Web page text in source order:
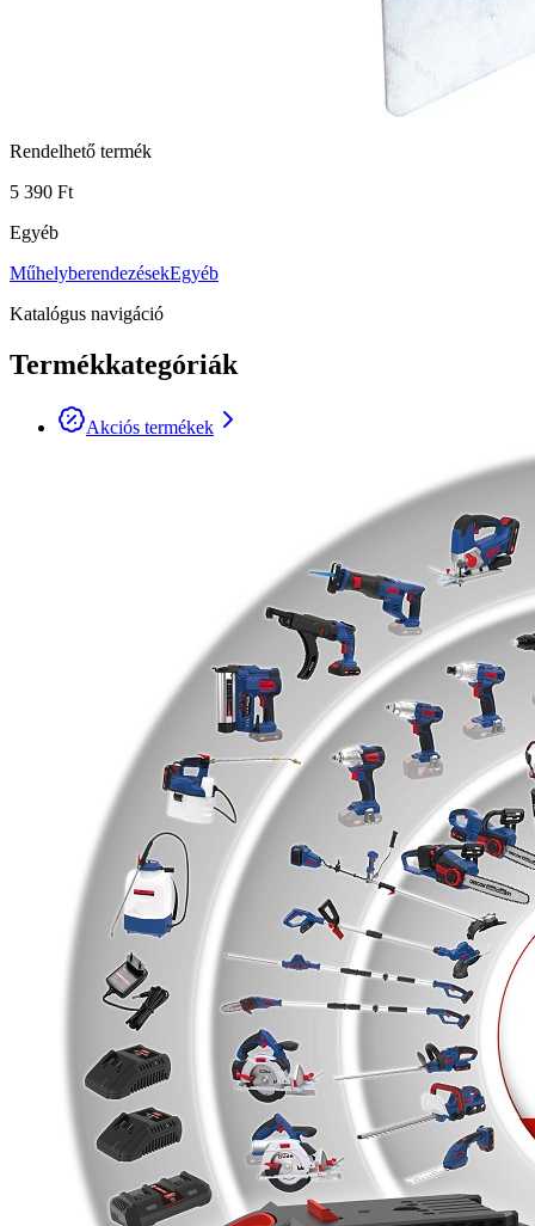
Rendelhető termék
5 390 Ft
Egyéb
MűhelyberendezésekEgyéb
Katalógus navigáció
Termékkategóriák
Akciós termékek